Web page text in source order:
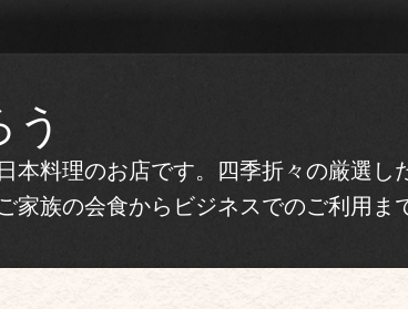
本料理のお店です。四季折々の厳選
族の会食からビジネスでのご利用ま